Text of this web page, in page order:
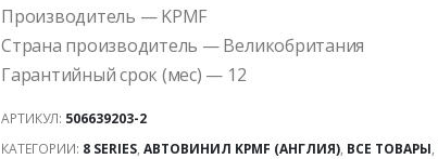
Производитель — KPMF
Страна производитель — Великобритания
Гарантийный срок (мес) — 12
АРТИКУЛ: 506639203-2
КАТЕГОРИИ: 8 SERIES, АВТОВИНИЛ KPMF (АНГЛИЯ), ВСЕ ТОВАРЫ,